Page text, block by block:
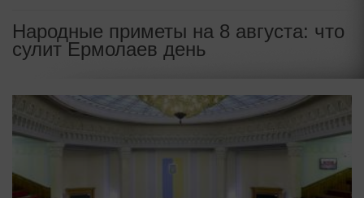
Народные приметы на 8 августа: что
сулит Ермолаев день